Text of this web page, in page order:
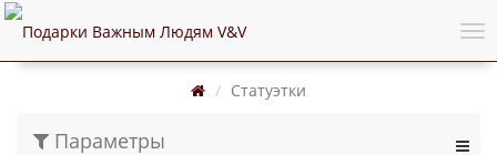
Статуэтки
Параметры